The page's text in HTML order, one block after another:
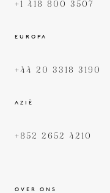
+1 418 800 3507
EUROPA
+44 20 3318 3190
AZIË
+852 2652 4210
OVER ONS